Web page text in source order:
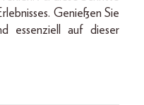
Genießen Sie
essenziell auf dieser